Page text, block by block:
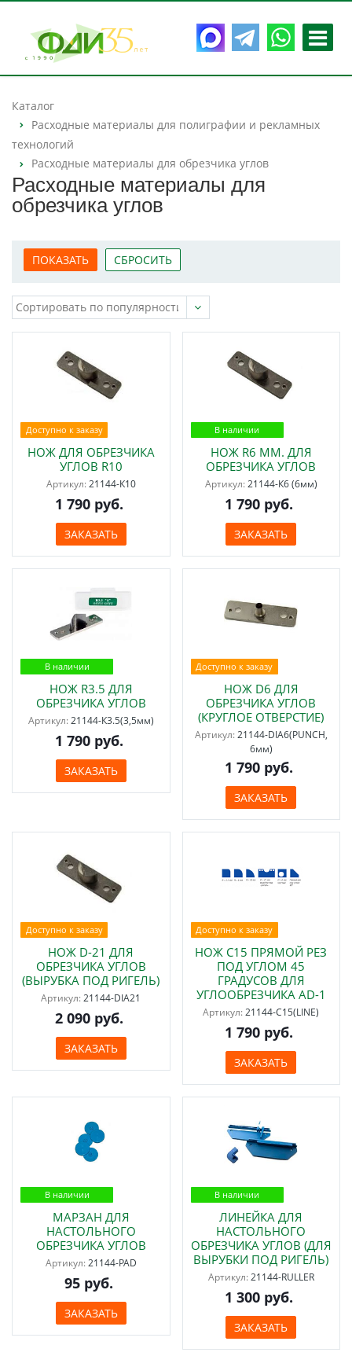
Каталог
Расходные материалы для полиграфии и рекламных
технологий
Расходные материалы для обрезчика углов
Расходные материалы для
обрезчика углов
Доступно к заказу
НОЖ ДЛЯ ОБРЕЗЧИКА
УГЛОВ R10
Артикул:21144-К10
1 790 руб.
ЗАКАЗАТЬ
В наличии
НОЖ R6 ММ. ДЛЯ
ОБРЕЗЧИКА УГЛОВ
Артикул:21144-К6 (6мм)
1 790 руб.
ЗАКАЗАТЬ
В наличии
НОЖ R3.5 ДЛЯ
ОБРЕЗЧИКА УГЛОВ
Артикул:21144-К3.5(3,5мм)
1 790 руб.
ЗАКАЗАТЬ
Доступно к заказу
НОЖ D6 ДЛЯ
ОБРЕЗЧИКА УГЛОВ
(КРУГЛОЕ ОТВЕРСТИЕ)
Артикул:21144-DIA6(PUNCH,
6мм)
1 790 руб.
ЗАКАЗАТЬ
Доступно к заказу
НОЖ D-21 ДЛЯ
ОБРЕЗЧИКА УГЛОВ
(ВЫРУБКА ПОД РИГЕЛЬ)
Артикул:21144-DIA21
2 090 руб.
ЗАКАЗАТЬ
Доступно к заказу
НОЖ C15 ПРЯМОЙ РЕЗ
ПОД УГЛОМ 45
ГРАДУСОВ ДЛЯ
УГЛООБРЕЗЧИКА AD-1
Артикул:21144-C15(LINE)
1 790 руб.
ЗАКАЗАТЬ
В наличии
МАРЗАН ДЛЯ
НАСТОЛЬНОГО
ОБРЕЗЧИКА УГЛОВ
Артикул:21144-PAD
95 руб.
ЗАКАЗАТЬ
В наличии
ЛИНЕЙКА ДЛЯ
НАСТОЛЬНОГО
ОБРЕЗЧИКА УГЛОВ (ДЛЯ
ВЫРУБКИ ПОД РИГЕЛЬ)
Артикул:21144-RULLER
1 300 руб.
ЗАКАЗАТЬ